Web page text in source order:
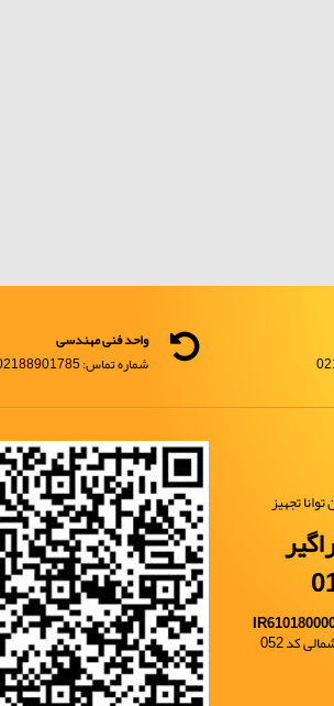
واحد فنی مهندسی
شماره تماس: 02188901785
تجهیز
کد 052